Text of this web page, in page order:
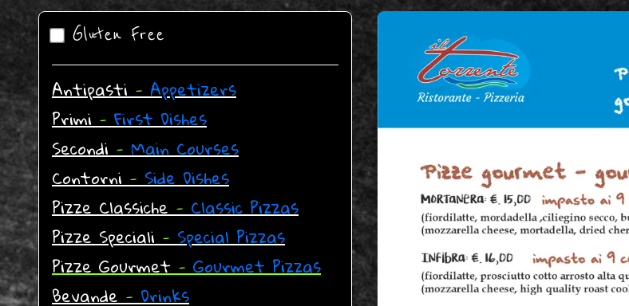
Gluten Free
Antipasti- Appetizers
Primi- First Dishes
Secondi- Main Courses
Contorni- Side Dishes
Pizze Classiche- Classic Pizzas
Pizze Speciali- Special Pizzas
Pizze Gourmet- Gourmet Pizzas
Bevande- Drinks